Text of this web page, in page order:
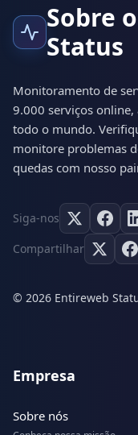
Sobre
Status
Monitoramento de
9.000 serviços
todo o mundo.
monitore problemas
quedas com nosso
Siga-nos
Compartilhar
© 2026 Entireweb
Empresa
Sobre nós